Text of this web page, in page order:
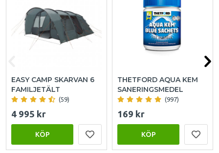
EASY CAMP SKARVAN 6
FAMILJETÄLT
(59)
4 995 kr
KÖP
THETFORD AQUA KEM
SANERINGSMEDEL
(997)
169 kr
KÖP